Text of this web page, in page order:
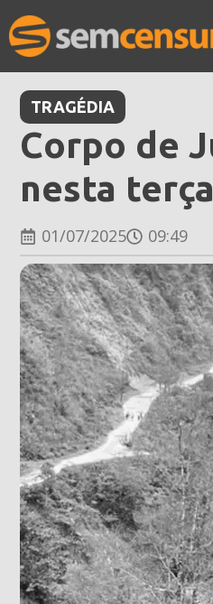
TRAGÉDIA
Corpo de
nesta
01/07/2025 09:49